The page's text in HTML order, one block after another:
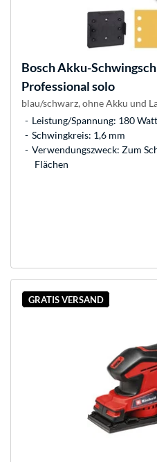
BoschAkku-
Professional solo
blau/schwarz, ohne Akku und
Leistung/Spannung: 180
Schwingkreis: 1,6 mm
Verwendungszweck: Zum
Flächen
GRATIS VERSAND